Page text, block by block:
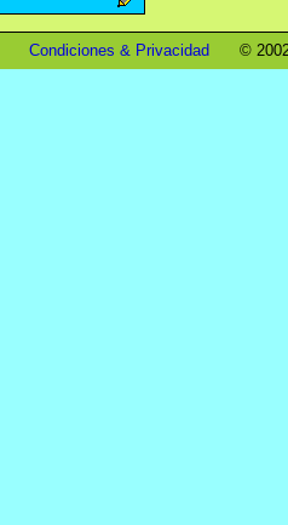
Condiciones & Privacidad ©